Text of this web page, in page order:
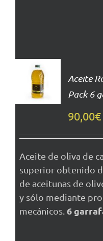
AÑADIR
AL
CARRITOAceite
Pack 6
90,00€
Aceite de oliva de
superior obtenido
de aceitunas de
y sólo mediante
mecánicos. 6